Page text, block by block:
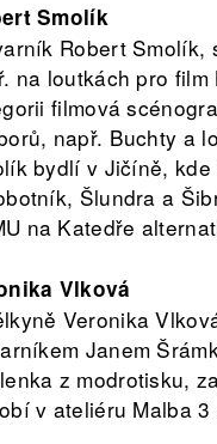
Smolík
Robert Smolík,
na loutkách pro
filmová
např. Buchty a
bydlí v Jičíně,
Šlundra a
na Katedře
Vlková
Veronika
Janem
z modrotisku,
v ateliéru Malba